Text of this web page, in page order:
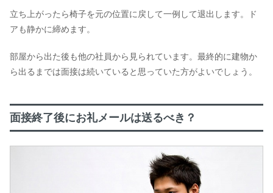
立ち上がったら椅子を元の位置に戻して一例して退出します。ド
アも静かに締めます。
部屋から出た後も他の社員から見られています。最終的に建物か
ら出るまでは面接は続いていると思っていた方がよいでしょう。
面接終了後にお礼メールは送るべき？